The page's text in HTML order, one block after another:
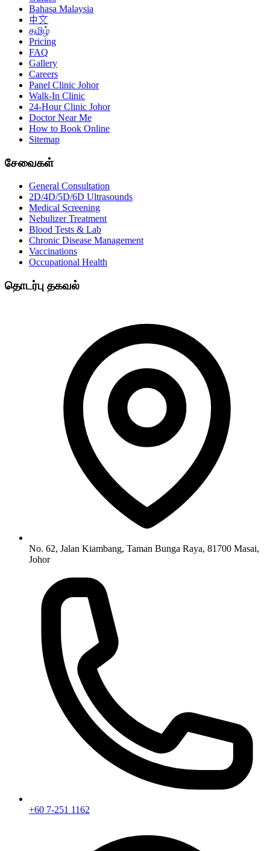
Bahasa Malaysia
中文
தமிழ்
Pricing
FAQ
Gallery
Careers
Panel Clinic Johor
Walk-In Clinic
24-Hour Clinic Johor
Doctor Near Me
How to Book Online
Sitemap
சேவைகள்
General Consultation
2D/4D/5D/6D Ultrasounds
Medical Screening
Nebulizer Treatment
Blood Tests & Lab
Chronic Disease Management
Vaccinations
Occupational Health
தொடர்பு தகவல்
No. 62, Jalan Kiambang, Taman Bunga Raya, 81700 Masai,
Johor
+60 7-251 1162